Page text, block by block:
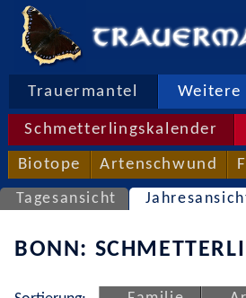
Trauermantel Weitere
Schmetterlingskalender
Biotope Artenschwund
Tagesansicht
BONN: